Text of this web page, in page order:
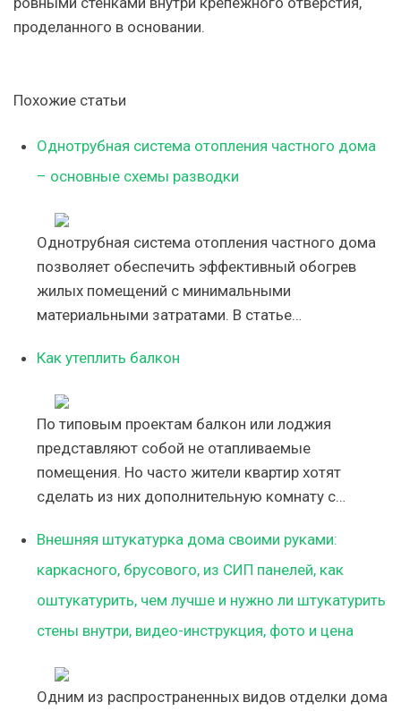
проделанного в основании.
Похожие статьи
Однотрубная система отопления частного дома
– основные схемы разводки
Однотрубная система отопления частного дома
позволяет обеспечить эффективный обогрев
жилых помещений с минимальными
материальными затратами. В статье…
Как утеплить балкон
По типовым проектам балкон или лоджия
представляют собой не отапливаемые
помещения. Но часто жители квартир хотят
сделать из них дополнительную комнату с…
Внешняя штукатурка дома своими руками:
каркасного, брусового, из СИП панелей, как
оштукатурить, чем лучше и нужно ли штукатурить
стены внутри, видео-инструкция, фото и цена
Одним из распространенных видов отделки дома